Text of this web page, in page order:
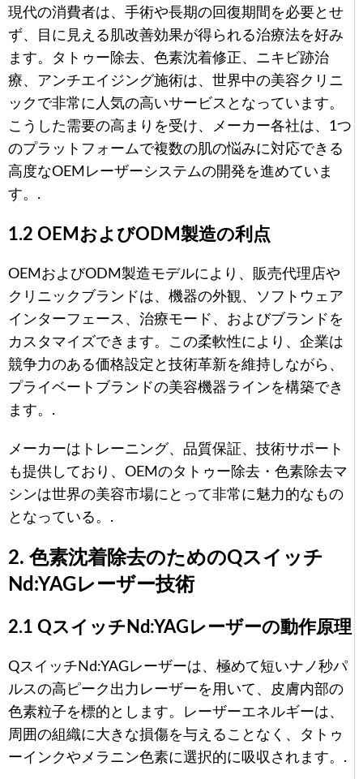
現代の消費者は、手術や長期の回復期間を必要とせ
ず、目に見える肌改善効果が得られる治療法を好み
ます。タトゥー除去、色素沈着修正、ニキビ跡治
療、アンチエイジング施術は、世界中の美容クリニ
ックで非常に人気の高いサービスとなっています。
こうした需要の高まりを受け、メーカー各社は、1つ
のプラットフォームで複数の肌の悩みに対応できる
高度なOEMレーザーシステムの開発を進めていま
す。.
1.2 OEMおよびODM製造の利点
OEMおよびODM製造モデルにより、販売代理店や
クリニックブランドは、機器の外観、ソフトウェア
インターフェース、治療モード、およびブランドを
カスタマイズできます。この柔軟性により、企業は
競争力のある価格設定と技術革新を維持しながら、
プライベートブランドの美容機器ラインを構築でき
ます。.
メーカーはトレーニング、品質保証、技術サポート
も提供しており、OEMのタトゥー除去・色素除去マ
シンは世界の美容市場にとって非常に魅力的なもの
となっている。.
2. 色素沈着除去のためのQスイッチ
Nd:YAGレーザー技術
2.1 QスイッチNd:YAGレーザーの動作原理
QスイッチNd:YAGレーザーは、極めて短いナノ秒パ
ルスの高ピーク出力レーザーを用いて、皮膚内部の
色素粒子を標的とします。レーザーエネルギーは、
周囲の組織に大きな損傷を与えることなく、タトゥ
ーインクやメラニン色素に選択的に吸収されます。.